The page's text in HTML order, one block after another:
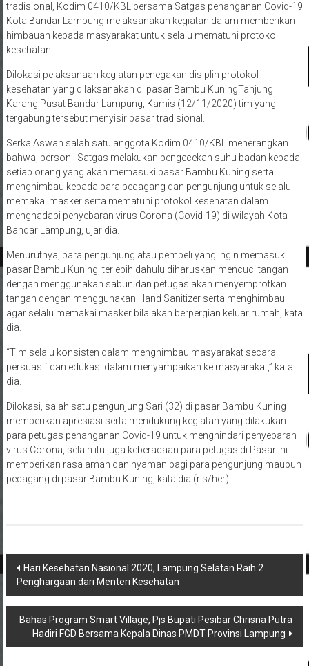
tradisional, Kodim 0410/KBL bersama Satgas penanganan Covid-19
Kota Bandar Lampung melaksanakan kegiatan dalam memberikan
himbauan kepada masyarakat untuk selalu mematuhi protokol
kesehatan.
Dilokasi pelaksanaan kegiatan penegakan disiplin protokol
kesehatan yang dilaksanakan di pasar Bambu KuningTanjung
Karang Pusat Bandar Lampung, Kamis (12/11/2020) tim yang
tergabung tersebut menyisir pasar tradisional.
Serka Aswan salah satu anggota Kodim 0410/KBL menerangkan
bahwa, personil Satgas melakukan pengecekan suhu badan kepada
setiap orang yang akan memasuki pasar Bambu Kuning serta
menghimbau kepada para pedagang dan pengunjung untuk selalu
memakai masker serta mematuhi protokol kesehatan dalam
menghadapi penyebaran virus Corona (Covid-19) di wilayah Kota
Bandar Lampung, ujar dia.
Menurutnya, para pengunjung atau pembeli yang ingin memasuki
pasar Bambu Kuning, terlebih dahulu diharuskan mencuci tangan
dengan menggunakan sabun dan petugas akan menyemprotkan
tangan dengan menggunakan Hand Sanitizer serta menghimbau
agar selalu memakai masker bila akan berpergian keluar rumah, kata
dia.
“Tim selalu konsisten dalam menghimbau masyarakat secara
persuasif dan edukasi dalam menyampaikan ke masyarakat,” kata
dia.
Dilokasi, salah satu pengunjung Sari (32) di pasar Bambu Kuning
memberikan apresiasi serta mendukung kegiatan yang dilakukan
para petugas penanganan Covid-19 untuk menghindari penyebaran
virus Corona, selain itu juga keberadaan para petugas di Pasar ini
memberikan rasa aman dan nyaman bagi para pengunjung maupun
pedagang di pasar Bambu Kuning, kata dia.(rls/her)
Navigasi
pos
Hari Kesehatan Nasional 2020, Lampung Selatan Raih 2
Penghargaan dari Menteri Kesehatan
Bahas Program Smart Village, Pjs Bupati Pesibar Chrisna Putra
Hadiri FGD Bersama Kepala Dinas PMDT Provinsi Lampung